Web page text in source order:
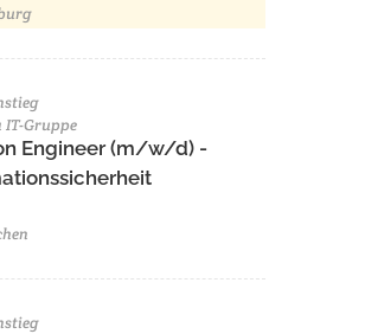
IT-Gruppe
Engineer (m/w/d) -